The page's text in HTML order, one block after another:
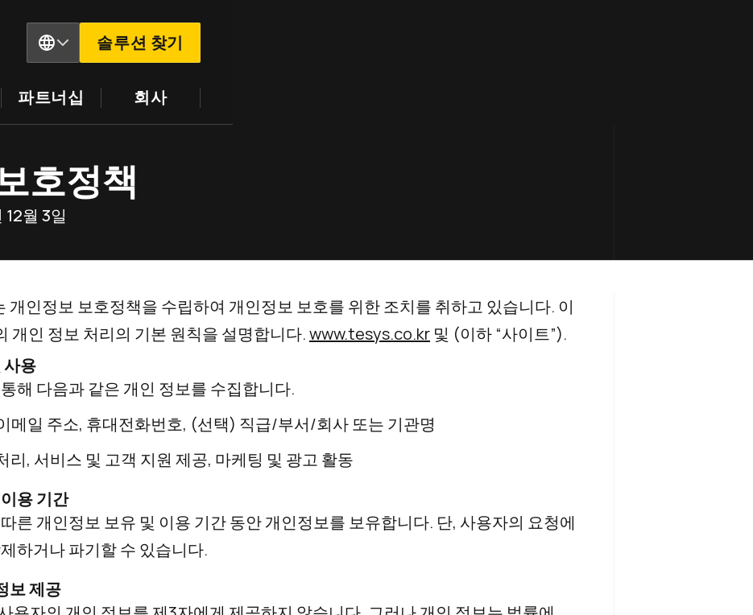
솔루션 찾기
파트너십 회사
호정책
월 3일
개인정보 보호정책을 수립하여 개인정보 보호를 위한 조치를 취하고 있습니다. 이
개인 정보 처리의 기본 원칙을 설명합니다.www.tesys.co.kr 및 (이하 “사이트”).
사용
해 다음과 같은 개인 정보를 수집합니다.
메일 주소, 휴대전화번호, (선택) 직급/부서/회사 또는 기관명
리, 서비스 및 고객 지원 제공, 마케팅 및 광고 활동
용 기간
른 개인정보 보유 및 이용 기간 동안 개인정보를 보유합니다. 단, 사용자의 요청에
하거나 파기할 수 있습니다.
보 제공